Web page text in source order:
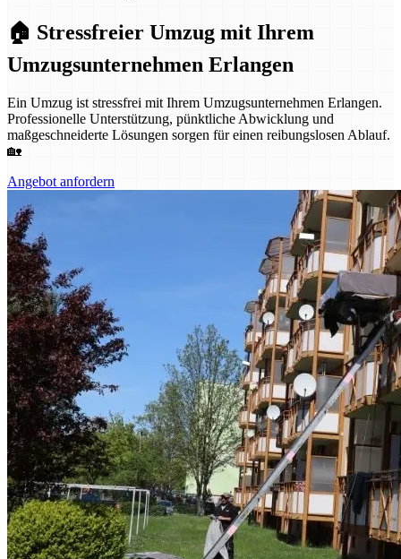
🏠 Stressfreier Umzug mit Ihrem
Umzugsunternehmen Erlangen
Ein Umzug ist stressfrei mit Ihrem Umzugsunternehmen Erlangen.
Professionelle Unterstützung, pünktliche Abwicklung und
maßgeschneiderte Lösungen sorgen für einen reibungslosen Ablauf.
🏡
Angebot anfordern